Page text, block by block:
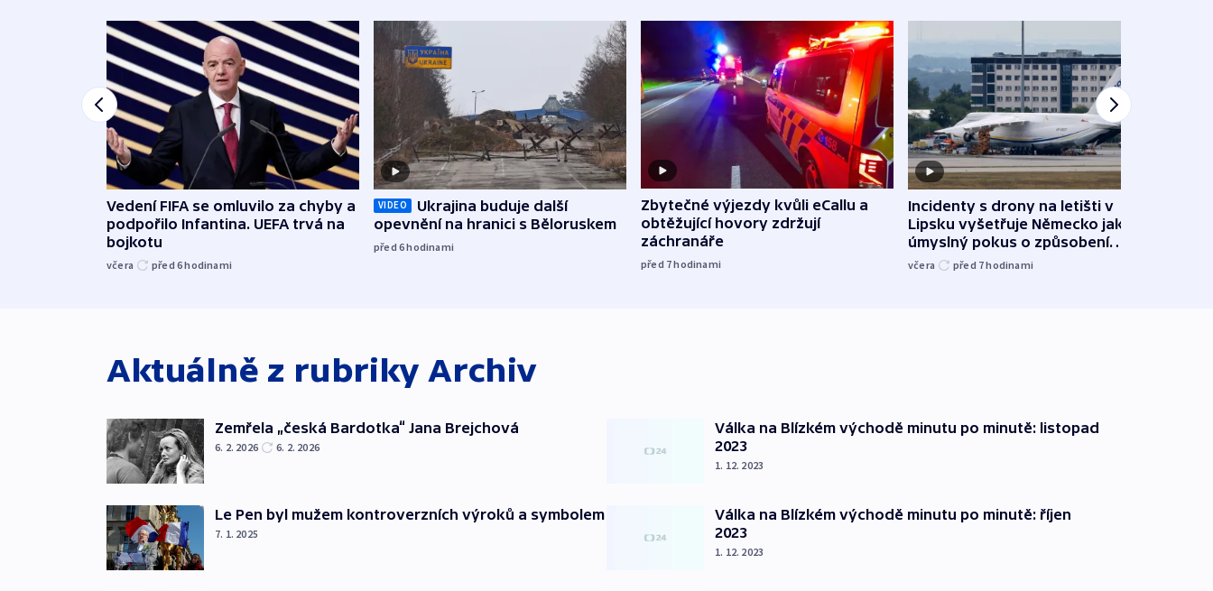
Vedení FIFA se omluvilo za chyby a
podpořilo Infantina. UEFA trvá na
bojkotu
včera před 6hodinami
VIDEO
Ukrajina buduje další
opevnění na hranici s Běloruskem
před 6hodinami
Zbytečné výjezdy kvůli eCallu a
obtěžující hovory zdržují
záchranáře
před 7hodinami
Incidenty s drony na letišti v
Lipsku vyšetřuje Německo jako
úmyslný pokus o způsobení
exploze
včera před 7hodinami
Aktuálně z rubriky Archiv
Zemřela „česká Bardotka“ Jana Brejchová
6. 2. 2026 6. 2. 2026
Le Pen byl mužem kontroverzních výroků a symbolem
7. 1. 2025
Válka na Blízkém východě minutu po minutě: listopad
2023
1. 12. 2023
Válka na Blízkém východě minutu po minutě: říjen
2023
1. 12. 2023